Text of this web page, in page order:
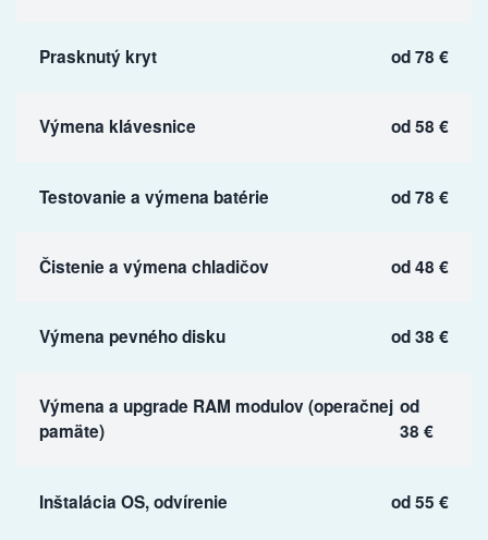
Prasknutý kryt od 78 €
Výmena klávesnice od 58 €
Testovanie a výmena batérie od 78 €
Čistenie a výmena chladičov od 48 €
Výmena pevného disku od 38 €
Výmena a upgrade RAM modulov (operačnej
pamäte)
od
38 €
Inštalácia OS, odvírenie od 55 €